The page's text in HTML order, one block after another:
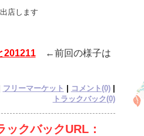
店します
201211←前回の様子は
フリーマーケット コメント(0)|
トラックバック(0)
クバックURL：